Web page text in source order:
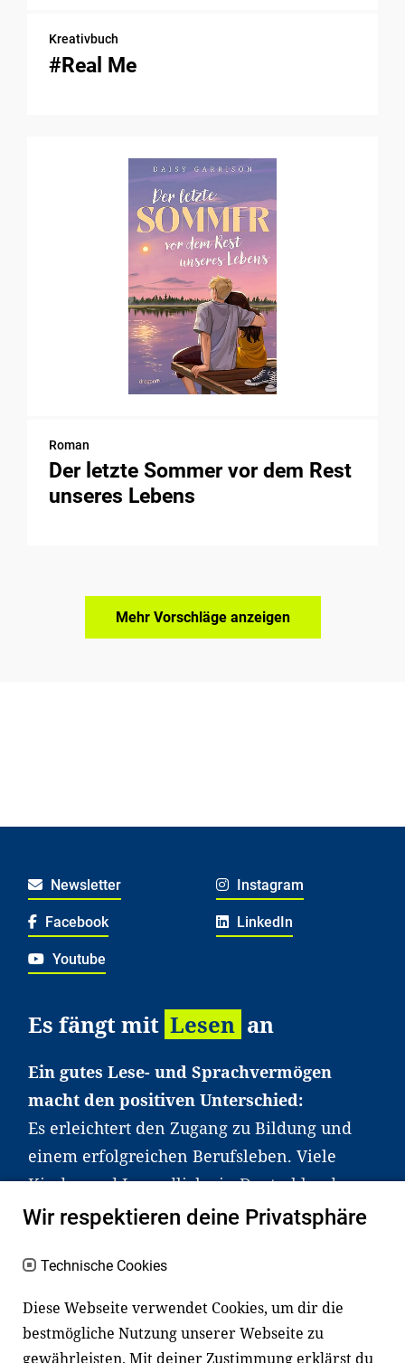
Kreativbuch
#Real Me
Roman
Der letzte Sommer vor dem Rest
unseres Lebens
Mehr Vorschläge anzeigen
Newsletter Instagram
Facebook LinkedIn
Youtube
Es fängt mit Lesen an
Ein gutes Lese- und Sprachvermögen
macht den positiven Unterschied:
Es erleichtert den Zugang zu Bildung und
einem erfolgreichen Berufsleben. Viele
Kinder und Jugendliche in Deutschland
haben aber große Schwierigkeiten dabei.
an Familien sowie an Erzieher*innen,
Lehrer*innen und andere
Fachexpert*innen. Dafür arbeiten wir eng
mit Ministerien, wissenschaftlichen
Wir respektieren deine Privatsphäre
Technische Cookies
Diese Webseite verwendet Cookies, um dir die
bestmögliche Nutzung unserer Webseite zu
gewährleisten. Mit deiner Zustimmung erklärst du